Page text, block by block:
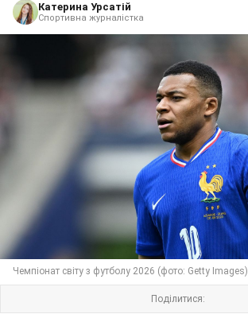
Катерина Урсатій
Спортивна журналістка
Чемпіонат світу з футболу 2026 (фото: Getty Images)
Поділитися: